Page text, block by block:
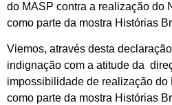
do MASP contra a realização do
como parte da mostra Histórias
Viemos, através desta
indignação com a atitude da
impossibilidade de realização do
como parte da mostra Histórias